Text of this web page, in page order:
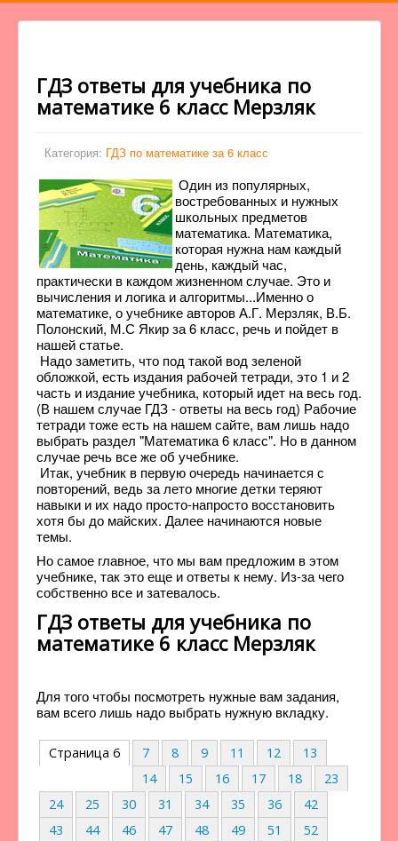
ГДЗ ответы для учебника по
математике 6 класс Мерзляк
Категория: ГДЗ по математике за 6 класс
Один из популярных,
востребованных и нужных
школьных предметов
математика. Математика,
которая нужна нам каждый
день, каждый час,
практически в каждом жизненном случае. Это и
вычисления и логика и алгоритмы...Именно о
математике, о учебнике авторов А.Г. Мерзляк, В.Б.
Полонский, М.С Якир за 6 класс, речь и пойдет в
нашей статье.
Надо заметить, что под такой вод зеленой
обложкой, есть издания рабочей тетради, это 1 и 2
часть и издание учебника, который идет на весь год.
(В нашем случае ГДЗ - ответы на весь год) Рабочие
тетради тоже есть на нашем сайте, вам лишь надо
выбрать раздел "Математика 6 класс". Но в данном
случае речь все же об учебнике.
Итак, учебник в первую очередь начинается с
повторений, ведь за лето многие детки теряют
навыки и их надо просто-напросто восстановить
хотя бы до майских. Далее начинаются новые
темы.
Но самое главное, что мы вам предложим в этом
учебнике, так это еще и ответы к нему. Из-за чего
собственно все и затевалось.
ГДЗ ответы для учебника по
математике 6 класс Мерзляк
Для того чтобы посмотреть нужные вам задания,
вам всего лишь надо выбрать нужную вкладку.
Страница 6 7 8 9 11 12
13
14
15 16 17 18
23
24
25 30 31 34 35 36
42
43
44 46 47 48 49 51
52